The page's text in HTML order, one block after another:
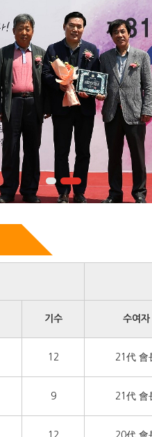
기수 수여자
12 21代 會
9 21代 會
12 20代 會